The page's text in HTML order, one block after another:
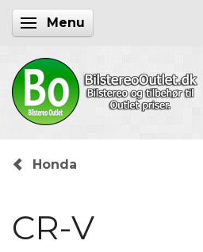
Skifte navigation
Menu
Honda
CR-V